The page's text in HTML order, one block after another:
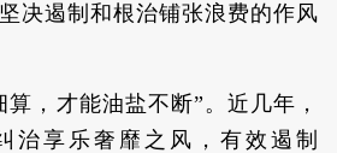
决遏制和根治铺张浪费的作风
，才能油盐不断”。近几年，
治享乐奢靡之风，有效遏制